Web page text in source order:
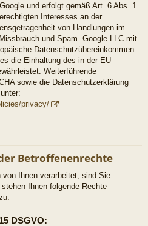
und erfolgt gemäß Art. 6 Abs. 1
Interesses an der
von Handlungen im
und Spam. Google LLC mit
Datenschutzübereinkommen
die Einhaltung des in der EU
Weiterführende
sowie die Datenschutzerklärung
privacy/
Betroffenenrechte
von Ihnen verarbeitet, sind Sie
Ihnen folgende Rechte
DSGVO: